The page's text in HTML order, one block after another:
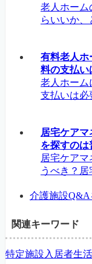
老人ホーム
らいいか、
有料老人ホ
料の支払い
老人ホーム
支払いは必
居宅ケア
を探すのは
居宅ケア
うべき？
介護施設Q&A
関連キーワード
特定施設入居者生